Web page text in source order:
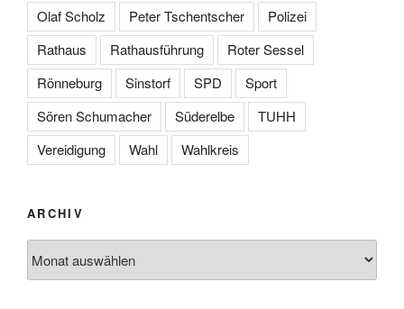
Olaf Scholz
Peter Tschentscher
Polizei
Rathaus
Rathausführung
Roter Sessel
Rönneburg
Sinstorf SPD
Sport
Sören Schumacher
Süderelbe
TUHH
Vereidigung
Wahl Wahlkreis
ARCHIV